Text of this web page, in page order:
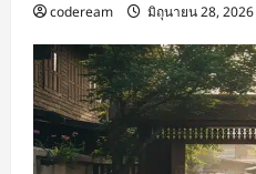
codeream มิถุนายน 28, 2026